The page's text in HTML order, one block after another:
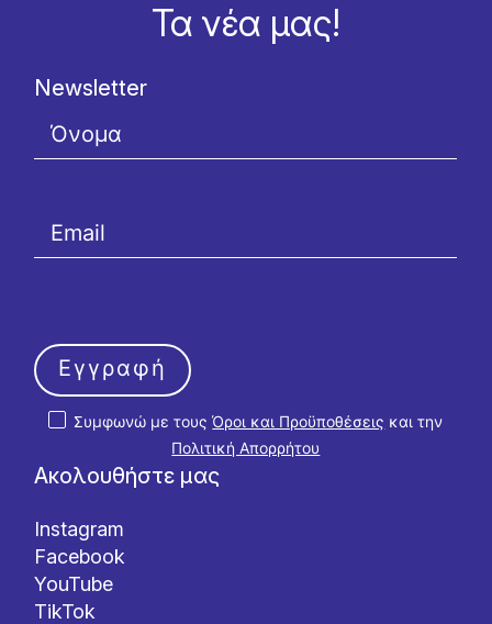
Τα νέα μας!
Ακολουθήστε μας
Instagram
Facebook
YouTube
TikTok
Newsletter
Συμφωνώ με τουςΌροι και Προϋποθέσεις και την
Πολιτική Απορρήτου
Εγγραφή